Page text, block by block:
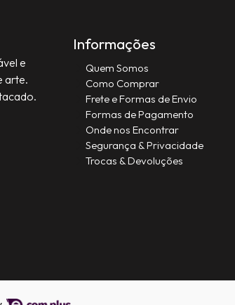
Informações
Quem Somos
Como Comprar
Frete e Formas de Envio
Formas de Pagamento
Onde nos Encontrar
Segurança & Privacidade
Trocas & Devoluções
e
arte.